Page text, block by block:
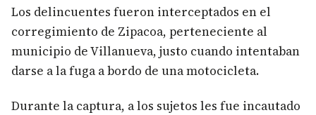
Los delincuentes fueron interceptados en el
corregimiento de Zipacoa, perteneciente al
municipio de Villanueva, justo cuando intentaban
darse a la fuga a bordo de una motocicleta.
Durante la captura, a los sujetos les fue incautado